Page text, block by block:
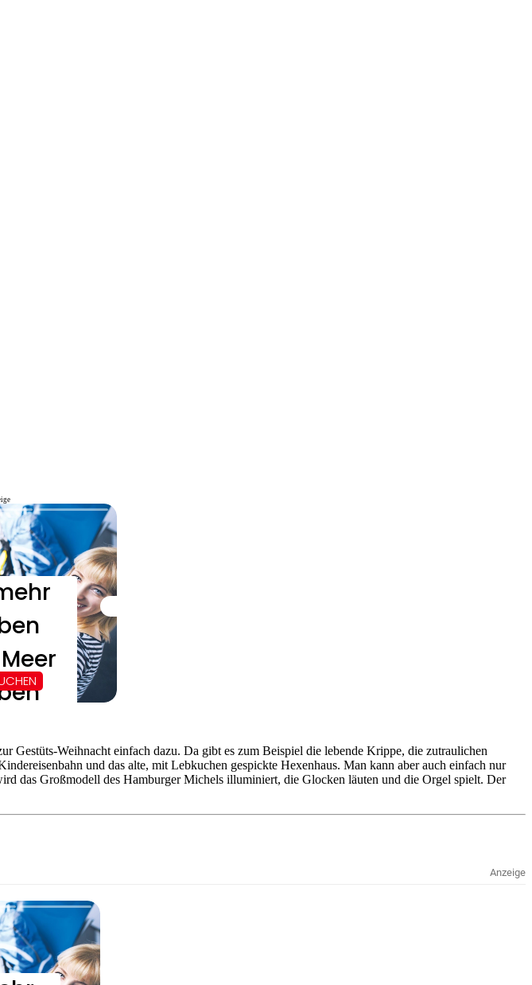
Gestüts-Weihnacht einfach dazu. Da gibt es zum Beispiel die lebende Krippe, die zutraulichen
und das alte, mit Lebkuchen gespickte Hexenhaus. Man kann aber auch einfach nur
das Großmodell des Hamburger Michels illuminiert, die Glocken läuten und die Orgel spielt. Der